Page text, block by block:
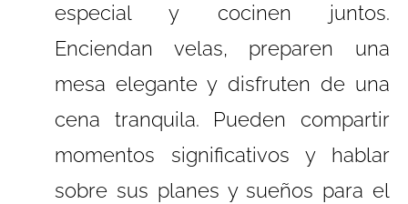
especial y cocinen juntos.
Enciendan velas, preparen una
mesa elegante y disfruten de una
cena tranquila. Pueden compartir
momentos significativos y hablar
sobre sus planes y sueños para el